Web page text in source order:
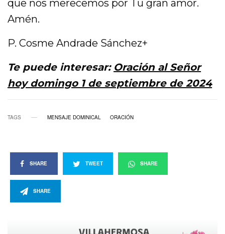
que nos merecemos por Tu gran amor.
Amén.
P. Cosme Andrade Sánchez+
Te puede interesar: Oración al Señor
hoy domingo 1 de septiembre de 2024
TAGS MENSAJE DOMINICAL ORACIÓN
SHARE TWEET SHARE
SHARE